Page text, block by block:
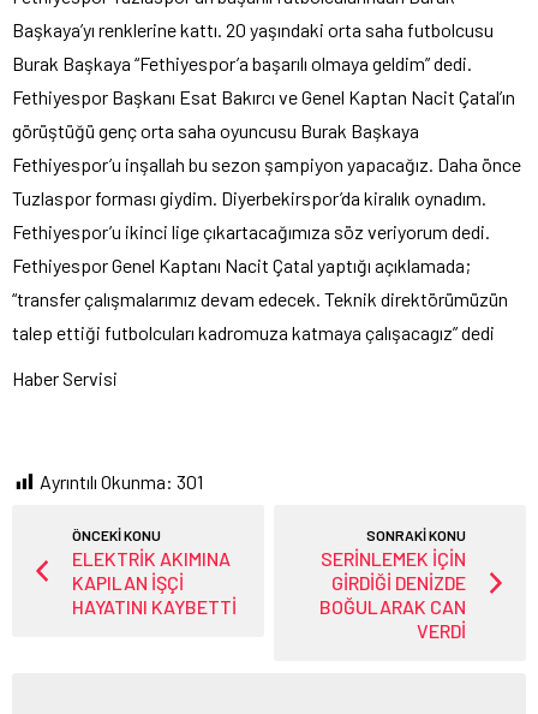
Başkaya’yı renklerine kattı. 20 yaşındaki orta saha futbolcusu
Burak Başkaya “Fethiyespor’a başarılı olmaya geldim” dedi.
Fethiyespor Başkanı Esat Bakırcı ve Genel Kaptan Nacit Çatal’ın
görüştüğü genç orta saha oyuncusu Burak Başkaya
Fethiyespor’u inşallah bu sezon şampiyon yapacağız. Daha önce
Tuzlaspor forması giydim. Diyerbekirspor’da kiralık oynadım.
Fethiyespor’u ikinci lige çıkartacağımıza söz veriyorum dedi.
Fethiyespor Genel Kaptanı Nacit Çatal yaptığı açıklamada;
“transfer çalışmalarımız devam edecek. Teknik direktörümüzün
talep ettiği futbolcuları kadromuza katmaya çalışacagız” dedi
Haber Servisi
Ayrıntılı Okunma: 301
ÖNCEKİ KONU
ELEKTRİK AKIMINA
KAPILAN İŞÇİ
HAYATINI KAYBETTİ
SONRAKİ KONU
SERİNLEMEK İÇİN
GİRDİĞİ DENİZDE
BOĞULARAK CAN
VERDİ